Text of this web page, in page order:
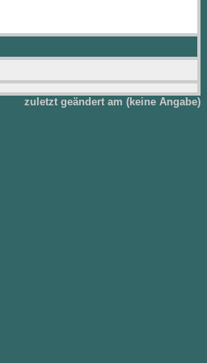
zuletzt geändert am (keine Angabe)